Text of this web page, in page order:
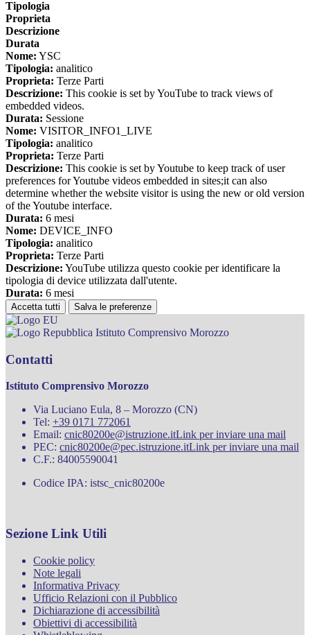
Tipologia
Proprieta
Descrizione
Durata
Nome: YSC
Tipologia: analitico
Proprieta: Terze Parti
Descrizione: This cookie is set by YouTube to track views of
embedded videos.
Durata: Sessione
Nome: VISITOR_INFO1_LIVE
Tipologia: analitico
Proprieta: Terze Parti
Descrizione: This cookie is set by Youtube to keep track of user
preferences for Youtube videos embedded in sites;it can also
determine whether the website visitor is using the new or old version
of the Youtube interface.
Durata: 6 mesi
Nome: DEVICE_INFO
Tipologia: analitico
Proprieta: Terze Parti
Descrizione: YouTube utilizza questo cookie per identificare la
tipologia di device utilizzata dall'utente.
Durata: 6 mesi
Accetta tutti Salva le preferenze
Istituto Comprensivo Morozzo
Contatti
Istituto Comprensivo Morozzo
Via Luciano Eula, 8 – Morozzo (CN)
Tel: +39 0171 772061
Email: cnic80200e@istruzione.itLink per inviare una mail
PEC: cnic80200e@pec.istruzione.itLink per inviare una mail
C.F.: 84005590041
Codice IPA: istsc_cnic80200e
Sezione Link Utili
Cookie policy
Note legali
Informativa Privacy
Ufficio Relazioni con il Pubblico
Dichiarazione di accessibilità
Obiettivi di accessibilità